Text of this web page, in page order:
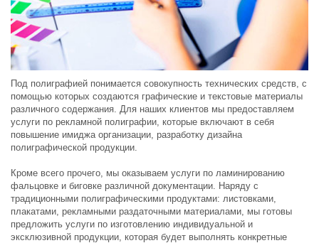
Под полиграфией понимается совокупность технических средств, с
помощью которых создаются графические и текстовые материалы
различного содержания. Для наших клиентов мы предоставляем
услуги по рекламной полиграфии, которые включают в себя
повышение имиджа организации, разработку дизайна
полиграфической продукции.
Кроме всего прочего, мы оказываем услуги по ламинированию
фальцовке и биговке различной документации. Наряду с
традиционными полиграфическими продуктами: листовками,
плакатами, рекламными раздаточными материалами, мы готовы
предложить услуги по изготовлению индивидуальной и
эксклюзивной продукции, которая будет выполнять конкретные